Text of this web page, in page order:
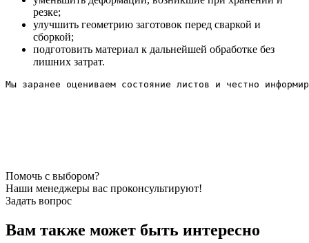
резке;
улучшить геометрию заготовок перед сваркой и
сборкой;
подготовить материал к дальнейшей обработке без
лишних затрат.
Мы заранее оцениваем состояние листов и честно
Помочь с выбором?
Наши менеджеры вас проконсультируют!
Задать вопрос
Вам также может быть интересно